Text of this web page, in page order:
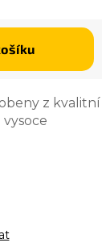
z kvalitní